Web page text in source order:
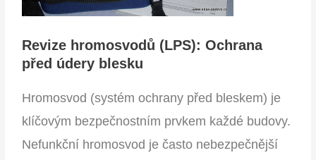
Revize hromosvodů (LPS): Ochrana
před údery blesku
Hromosvod (systém ochrany před bleskem) je
klíčovým bezpečnostním prvkem každé budovy.
Nefunkční hromosvod je často nebezpečnější